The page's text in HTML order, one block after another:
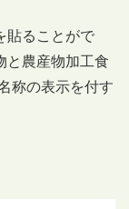
貼ることがで
と農産物加工食
称の表示を付す